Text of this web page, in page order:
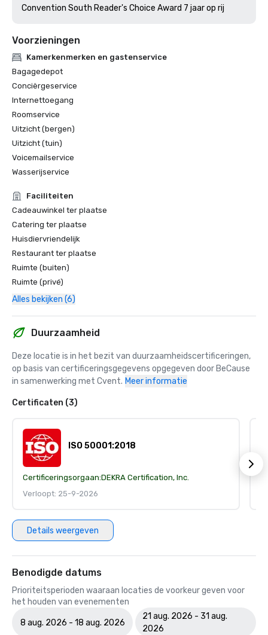
Convention South Reader's Choice Award 7 jaar op rij
Voorzieningen
Kamerkenmerken en gastenservice
Bagagedepot
Conciërgeservice
Internettoegang
Roomservice
Uitzicht (bergen)
Uitzicht (tuin)
Voicemailservice
Wasserijservice
Faciliteiten
Cadeauwinkel ter plaatse
Catering ter plaatse
Huisdiervriendelijk
Restaurant ter plaatse
Ruimte (buiten)
Ruimte (privé)
Alles bekijken (6)
Duurzaamheid
Deze locatie is in het bezit van duurzaamheidscertificeringen,
op basis van certificeringsgegevens opgegeven door BeCause
in samenwerking met Cvent. Meer informatie
Certificaten (3)
ISO 50001:2018
Certificeringsorgaan:DEKRA Certification, Inc.
Verloopt: 25-9-2026
Details weergeven
Benodigde datums
Prioriteitsperioden waaraan locaties de voorkeur geven voor
het houden van evenementen
8 aug. 2026 - 18 aug. 2026
21 aug. 2026 - 31 aug.
2026